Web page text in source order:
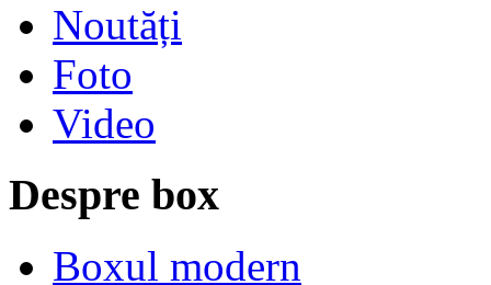
Noutăți
Foto
Video
Despre box
Boxul modern